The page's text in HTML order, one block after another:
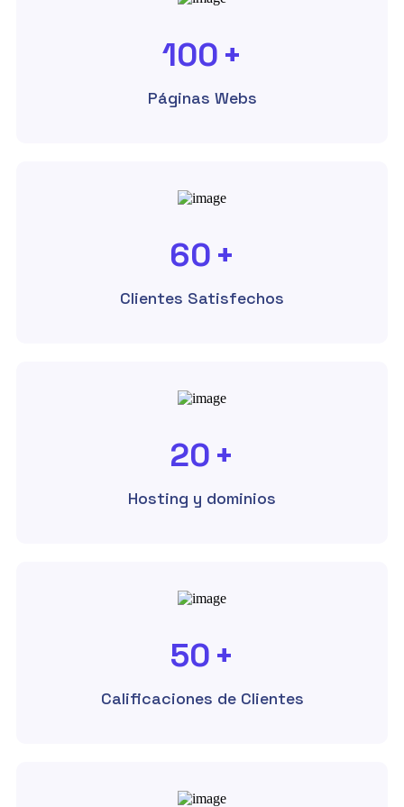
100+
Páginas Webs
60+
Clientes Satisfechos
20+
Hosting y dominios
50+
Calificaciones de Clientes